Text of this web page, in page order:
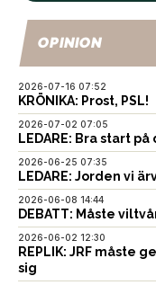
OPINION
2026-07-16 07:52
KRÖNIKA: Prost, PSL!
2026-07-02 07:05
LEDARE: Bra start
2026-06-25 07:35
LEDARE: Jorden vi
2026-06-08 14:44
DEBATT: Måste
2026-06-02 12:30
REPLIK: JRF
sig